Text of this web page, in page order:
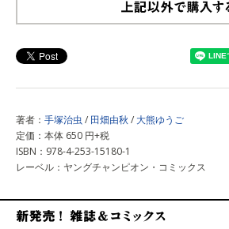
著者： 手塚治虫 / 田畑由秋 / 大熊ゆうご
定価：本体 650 円+税
ISBN：978-4-253-15180-1
レーベル：ヤングチャンピオン・コミックス